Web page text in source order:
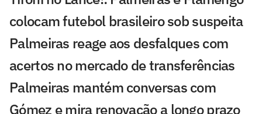
colocam futebol brasileiro sob suspeita
Palmeiras reage aos desfalques com
acertos no mercado de transferências
Palmeiras mantém conversas com
Gómez e mira renovação a longo prazo